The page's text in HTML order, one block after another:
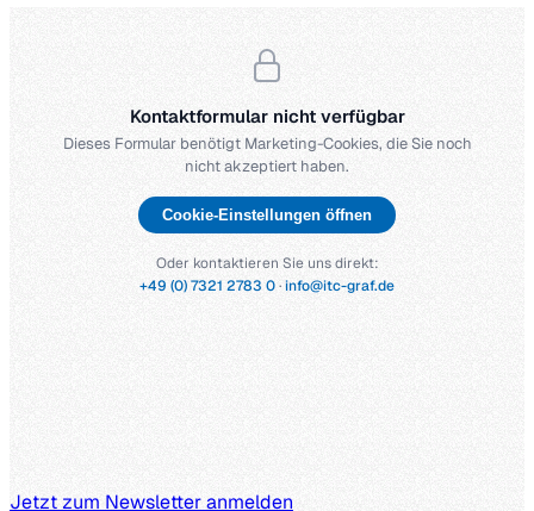
Kontaktformular nicht verfügbar
Dieses Formular benötigt Marketing-Cookies, die Sie noch
nicht akzeptiert haben.
Cookie-Einstellungen öffnen
Oder kontaktieren Sie uns direkt:
+49 (0) 7321 2783 0·info@itc-graf.de
Jetzt zum Newsletter anmelden